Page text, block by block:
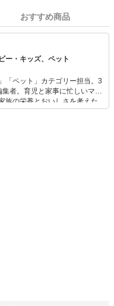
おすすめ商品
ー・キッズ、ペット
「ペット」カテゴリー担当。3
者。育児と家事に忙しいママ
族の栄養とおいしさを考えた
スタイムを楽しむためのスイ